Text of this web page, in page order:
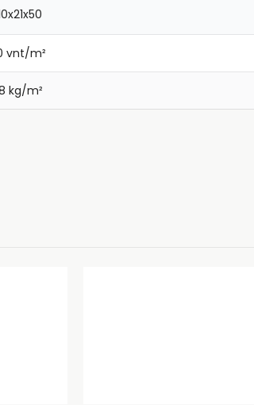
vnt/m²
kg/m²